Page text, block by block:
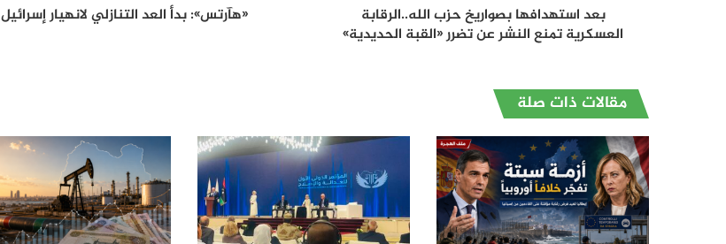
مرتقب ضد إيران وأزمات غزة وسبتة
وأوكرانيا تتصدر المشهد
لماذا يفكر الشباب العربي في الهجرة؟
أرقام تكشف الدول الأكثر رغبة
وسيناريوهات الملف حتى 2030
بعد استهدافها بصواريخ حزب الله..الرقابة
العسكرية تمنع النشر عن تضرر «القبة الحديدية»
«هآرتس»: بدأ العد التنازلي لانهيار إسرائيل
مقالات ذات صلة